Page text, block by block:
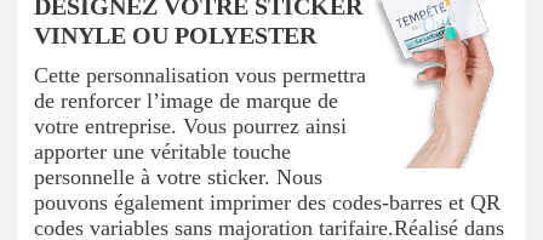
DESIGNEZ VOTRE STICKER
VINYLE OU POLYESTER
Cette personnalisation vous permettra
de renforcer l’image de marque de
votre entreprise. Vous pourrez ainsi
apporter une véritable touche
personnelle à votre sticker. Nous
pouvons également imprimer des codes-barres et QR
codes variables sans majoration tarifaire.Réalisé dans